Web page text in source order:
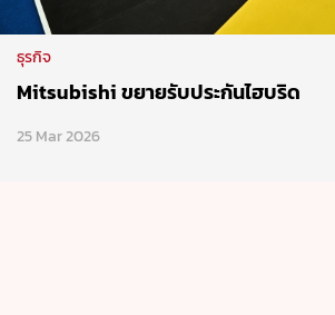
ธุรกิจ
Mitsubishi ขยายรับประกันไฮบริด
25 Mar 2026